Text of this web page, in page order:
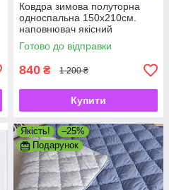
Ковдра зимова полуторна
односпальна 150х210см.
наповнювач якісний
холофайбер, виробник
Готово до відправки
840 ₴ 1 200 ₴
Купити
Якість!
–25%
Подарунок